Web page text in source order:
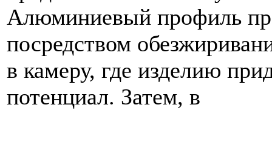
Алюминиевый профиль
посредством
в камеру, где изделию
потенциал. Затем, в